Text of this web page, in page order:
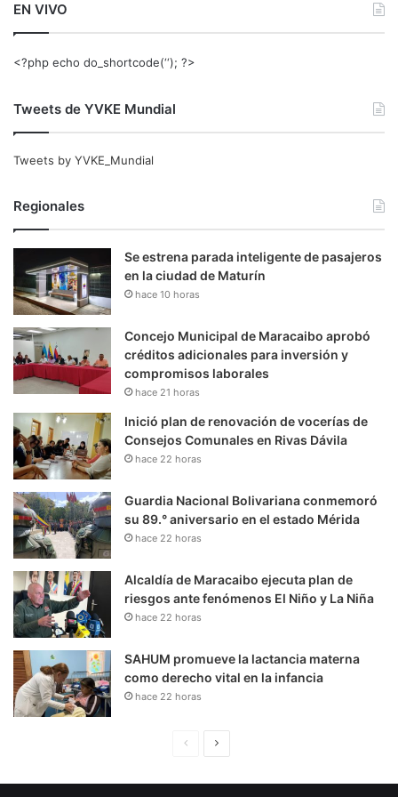
EN VIVO
<?php echo do_shortcode(‘‘); ?>
Tweets de YVKE Mundial
Tweets by YVKE_Mundial
Regionales
Se estrena parada inteligente de pasajeros
en la ciudad de Maturín
hace 10 horas
Concejo Municipal de Maracaibo aprobó
créditos adicionales para inversión y
compromisos laborales
hace 21 horas
Inició plan de renovación de vocerías de
Consejos Comunales en Rivas Dávila
hace 22 horas
Guardia Nacional Bolivariana conmemoró
su 89.° aniversario en el estado Mérida
hace 22 horas
Alcaldía de Maracaibo ejecuta plan de
riesgos ante fenómenos El Niño y La Niña
hace 22 horas
SAHUM promueve la lactancia materna
como derecho vital en la infancia
hace 22 horas